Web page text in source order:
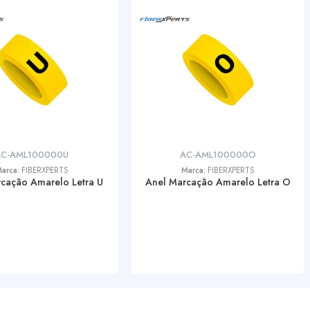
AML100000U
FIBERXPERTS
Amarelo Letra U
AC-AML100000O
Marca: FIBERXPERTS
Anel Marcação Amarelo Letra O